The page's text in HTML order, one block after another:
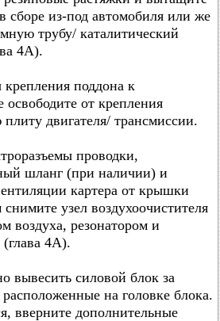
сборе из-под автомобиля или же
трубу/ каталитический
4А).
поддона к
освободите от крепления
двигателя/ трансмиссии.
проводки,
шланг (при наличии) и
картера от крышки
узел воздухоочистителя
воздуха, резонатором и
(глава 4А).
вывесить силовой блок за
на головке блока.
вверните дополнительные